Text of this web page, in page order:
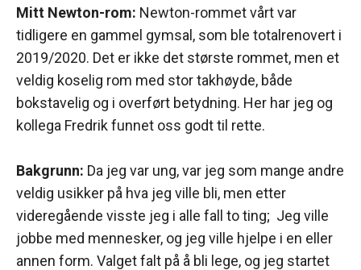
Mitt Newton-rom: Newton-rommet vårt var
tidligere en gammel gymsal, som ble totalrenovert i
2019/2020. Det er ikke det største rommet, men et
veldig koselig rom med stor takhøyde, både
bokstavelig og i overført betydning. Her har jeg og
kollega Fredrik funnet oss godt til rette.
Bakgrunn: Da jeg var ung, var jeg som mange andre
veldig usikker på hva jeg ville bli, men etter
videregående visste jeg i alle fall to ting; Jeg ville
jobbe med mennesker, og jeg ville hjelpe i en eller
annen form. Valget falt på å bli lege, og jeg startet